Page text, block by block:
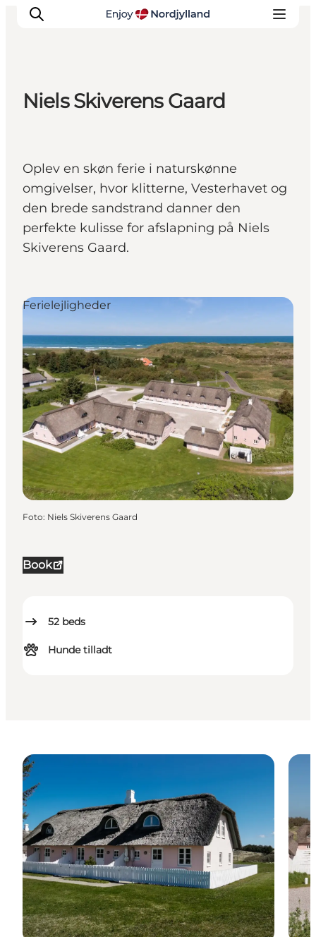
Byer og steder
Guides
Det sker
For børn
Niels Skiverens Gaard
Oplev en skøn ferie i naturskønne
omgivelser, hvor klitterne, Vesterhavet og
den brede sandstrand danner den
perfekte kulisse for afslapning på Niels
Skiverens Gaard.
Book
52 beds
Hunde tilladt
Ferielejligheder
Foto: Niels Skiverens Gaard